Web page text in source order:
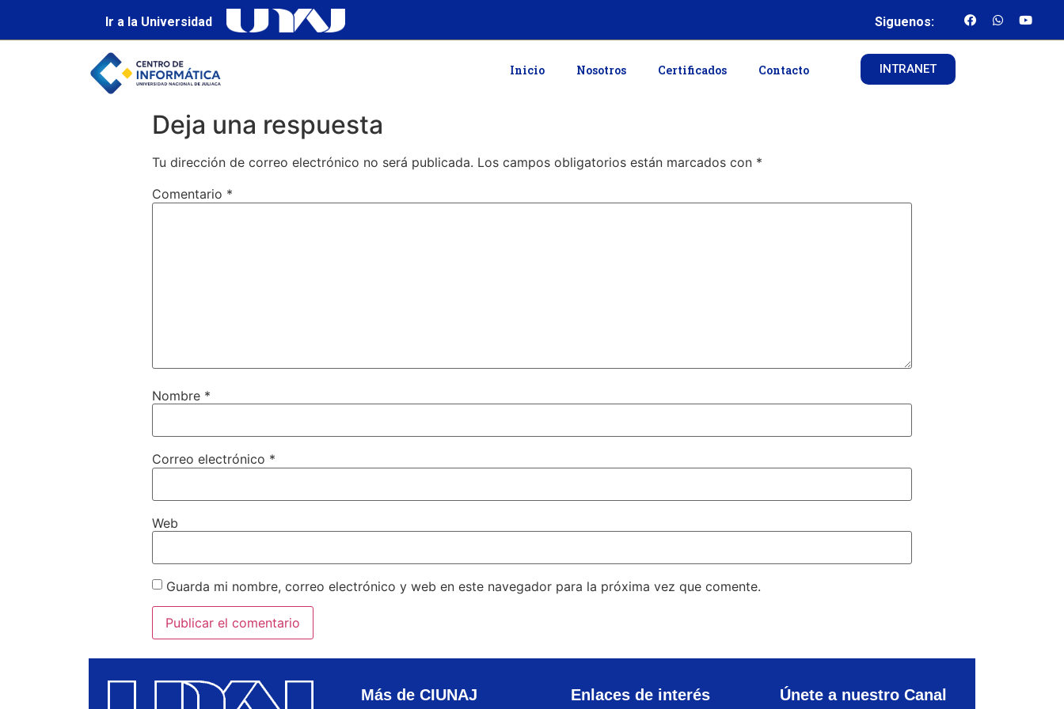
Ir a la Universidad Siguenos:
Inicio Nosotros Certificados Contacto INTRANET
Deja una respuesta
Tu dirección de correo electrónico no será publicada. Los campos obligatorios están marcados con *
Comentario *
Nombre *
Correo electrónico *
Web
Guarda mi nombre, correo electrónico y web en este navegador para la próxima vez que comente.
Más de CIUNAJ Enlaces de interés Únete a nuestro Canal